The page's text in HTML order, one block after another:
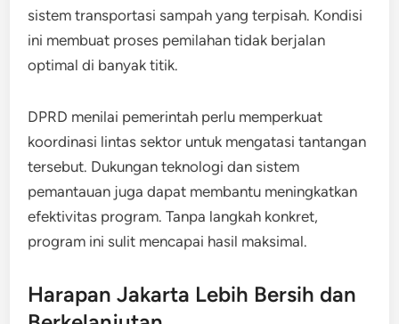
sistem transportasi sampah yang terpisah. Kondisi
ini membuat proses pemilahan tidak berjalan
optimal di banyak titik.
DPRD menilai pemerintah perlu memperkuat
koordinasi lintas sektor untuk mengatasi tantangan
tersebut. Dukungan teknologi dan sistem
pemantauan juga dapat membantu meningkatkan
efektivitas program. Tanpa langkah konkret,
program ini sulit mencapai hasil maksimal.
Harapan Jakarta Lebih Bersih dan